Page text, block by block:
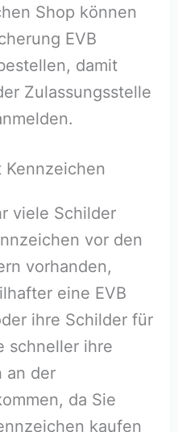
Shop können
EVB
damit
Zulassungsstelle
Kennzeichen
viele Schilder
vor den
vorhanden,
eine EVB
ihre Schilder für
schneller ihre
an der
da Sie
kaufen